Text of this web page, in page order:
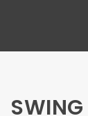
SWING